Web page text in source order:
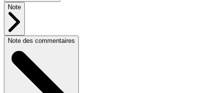
Note
Note des commentaires